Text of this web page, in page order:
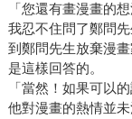
「您還有畫漫畫的想
我忍不住問了鄭問
到鄭問先生放棄漫
是這樣回答的。
「當然！如果可以
他對漫畫的熱情並